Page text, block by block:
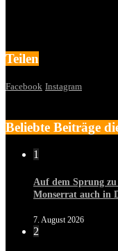
Teilen
Facebook Instagram
Beliebte Beiträge
1
Auf dem Sprung
Monserrat auch in
7. August 2026
2